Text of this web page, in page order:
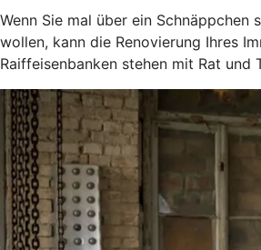
Wenn Sie mal über ein
wollen, kann die Renovierung Ihres
Raiffeisenbanken stehen mit Rat und